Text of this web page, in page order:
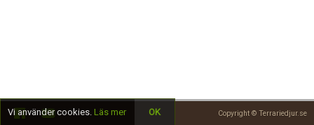
Copyright © Terrariedjur.se
Vi använder cookies. Läs mer OK